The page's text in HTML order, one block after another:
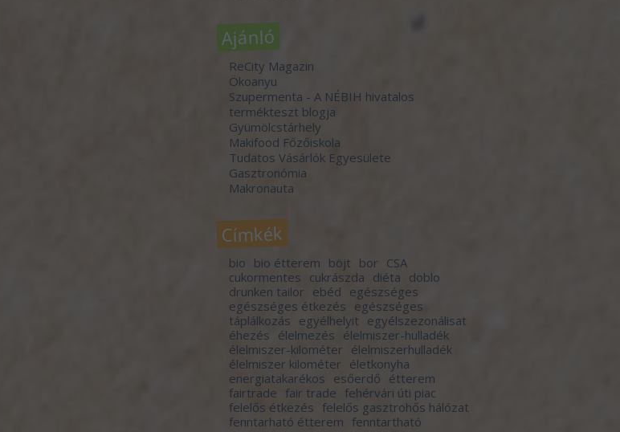
Ajánló
ReCity Magazin
Ökoanyu
Szupermenta - A NÉBIH hivatalos
termékteszt blogja
Gyümölcstárhely
Makifood Főzőiskola
Tudatos Vásárlók Egyesülete
Gasztronómia
Makronauta
Címkék
bio bio étterem böjt bor CSA
cukormentes cukrászda diéta doblo
drunken tailor ebéd egészséges
egészséges étkezés egészséges
táplálkozás egyélhelyit egyélszezonálisat
éhezés élelmezés élelmiszer-hulladék
élelmiszer-kilométer élelmiszerhulladék
élelmiszer kilométer életkonyha
energiatakarékos esőerdő étterem
fairtrade fair trade fehérvári úti piac
felelős étkezés felelős gasztrohős hálózat
fenntarható étterem fenntartható